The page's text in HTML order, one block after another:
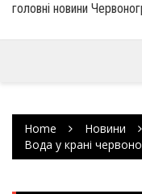
головні новини
Home
Новини
Вода у крані